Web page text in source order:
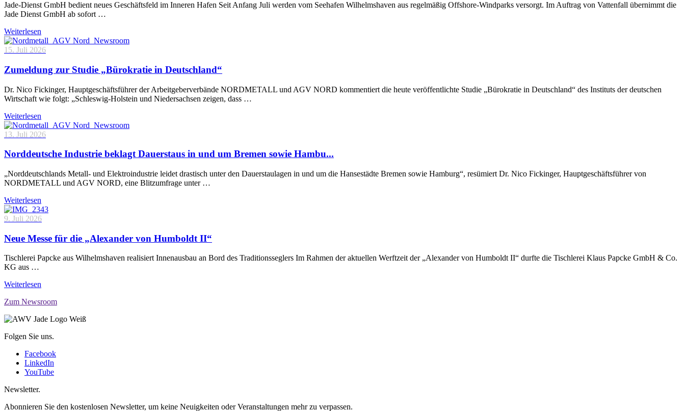
Jade-Dienst GmbH bedient neues Geschäftsfeld im Inneren Hafen Seit Anfang Juli werden vom Seehafen Wilhelmshaven aus regelmäßig Offshore-Windparks versorgt. Im Auftrag von Vattenfall übernimmt die
Jade Dienst GmbH ab sofort …
Weiterlesen
15. Juli 2026
Zumeldung zur Studie „Bürokratie in Deutschland“
Dr. Nico Fickinger, Hauptgeschäftsführer der Arbeitgeberverbände NORDMETALL und AGV NORD kommentiert die heute veröffentlichte Studie „Bürokratie in Deutschland“ des Instituts der deutschen
Wirtschaft wie folgt: „Schleswig-Holstein und Niedersachsen zeigen, dass …
Weiterlesen
13. Juli 2026
Norddeutsche Industrie beklagt Dauerstaus in und um Bremen sowie Hambu...
„Norddeutschlands Metall- und Elektroindustrie leidet drastisch unter den Dauerstaulagen in und um die Hansestädte Bremen sowie Hamburg“, resümiert Dr. Nico Fickinger, Hauptgeschäftsführer von
NORDMETALL und AGV NORD, eine Blitzumfrage unter …
Weiterlesen
9. Juli 2026
Neue Messe für die „Alexander von Humboldt II“
Tischlerei Papcke aus Wilhelmshaven realisiert Innenausbau an Bord des Traditionsseglers Im Rahmen der aktuellen Werftzeit der „Alexander von Humboldt II“ durfte die Tischlerei Klaus Papcke GmbH & Co.
KG aus …
Weiterlesen
Zum Newsroom
Folgen Sie uns.
Facebook
LinkedIn
YouTube
Newsletter.
Abonnieren Sie den kostenlosen Newsletter, um keine Neuigkeiten oder Veranstaltungen mehr zu verpassen.